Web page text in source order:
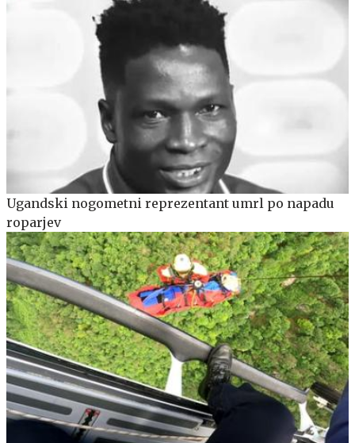
Ugandski nogometni reprezentant umrl po napadu
roparjev